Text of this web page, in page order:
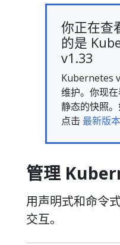
你正在查
的是
v1.33
Kubernetes
维护。你现
静态的快照
点击 最新版本
管理
用声明式和命令
交互。